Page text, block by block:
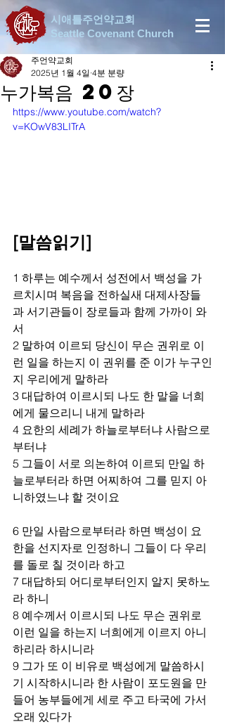
시애틀주언약교회
Seattle Covenant Church
누가복음 20장
주언약교회
2025년 1월 4일 4분 분량
https://www.youtube.com/watch?
v=KOwV83LITrA
[말씀읽기]
1 하루는 예수께서 성전에서 백성을 가
르치시며 복음을 전하실새 대제사장들
과 서기관들이 장로들과 함께 가까이 와
서
2 말하여 이르되 당신이 무슨 권위로 이
런 일을 하는지 이 권위를 준 이가 누구인
지 우리에게 말하라
3 대답하여 이르시되 나도 한 말을 너희
에게 물으리니 내게 말하라
4 요한의 세례가 하늘로부터냐 사람으로
부터냐
5 그들이 서로 의논하여 이르되 만일 하
늘로부터라 하면 어찌하여 그를 믿지 아
니하였느냐 할 것이요
6 만일 사람으로부터라 하면 백성이 요
한을 선지자로 인정하니 그들이 다 우리
를 돌로 칠 것이라 하고
7 대답하되 어디로부터인지 알지 못하노
라 하니
8 예수께서 이르시되 나도 무슨 권위로
이런 일을 하는지 너희에게 이르지 아니
하리라 하시니라
9 그가 또 이 비유로 백성에게 말씀하시
기 시작하시니라 한 사람이 포도원을 만
들어 농부들에게 세로 주고 타국에 가서
오래 있다가